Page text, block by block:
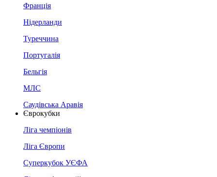
Франція
Нідерланди
Туреччина
Португалія
Бельгія
МЛС
Саудівська Аравія
Єврокубки
Ліга чемпіонів
Ліга Європи
Суперкубок УЄФА